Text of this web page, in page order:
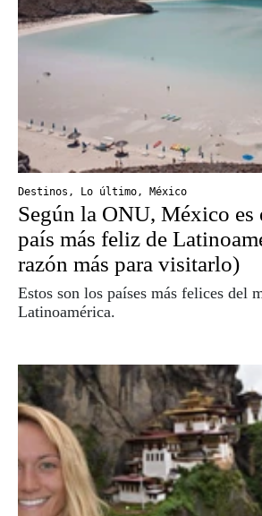
Destinos , Lo último, México
Según la ONU, México es
país más feliz de
razón más para visitarlo)
Estos son los países más felices del
Latinoamérica.